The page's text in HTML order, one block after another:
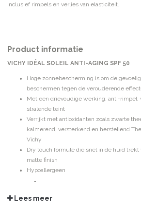
inclusief rimpels en verlies van elasticiteit.
Product informatie
VICHY IDÉAL SOLEIL ANTI-AGING SPF 50
Hoge zonnebescherming is om de
beschermen tegen de verouderende
Met een drievoudige werking; anti-rimpel,
stralende teint
Verrijkt met antioxidanten zoals zwarte
kalmerend, versterkend en herstellend
Vichy
Dry touch formule die snel in de huid
matte finish
Hypoallergeen
Aqua / Water - Homosalate - Silica - Ethylhexyl
Lees meer